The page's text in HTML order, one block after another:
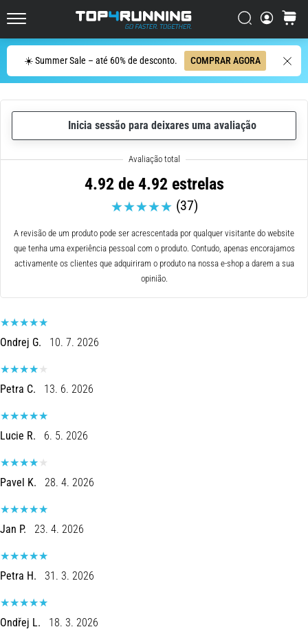
☀️ Summer Sale – até 60% de desconto. COMPRAR AGORA
Procurar
cesto
Procurar
corrida
maior
amortecimento?
Descubra
ténis
amortecimento
8 minutos lendo
Causas
comuns
dor
no
joelho
durante
e
após
corrida
A
dor
joelho
vai
todos
os
pelo
menos
uma
Inicia sessão para deixares uma avaliação
4.92 de 4.92 estrelas
(37)
A revisão de um produto pode ser acrescentada por qualquer visitante do website
que tenha uma experiência pessoal com o produto. Contudo, apenas encorajamos
activamente os clientes que adquiriram o produto na nossa e-shop a darem a sua
opinião.
Ondrej G. 10. 7. 2026
Petra C. 13. 6. 2026
Lucie R. 6. 5. 2026
Pavel K. 28. 4. 2026
Jan P. 23. 4. 2026
Petra H. 31. 3. 2026
Ondřej L. 18. 3. 2026